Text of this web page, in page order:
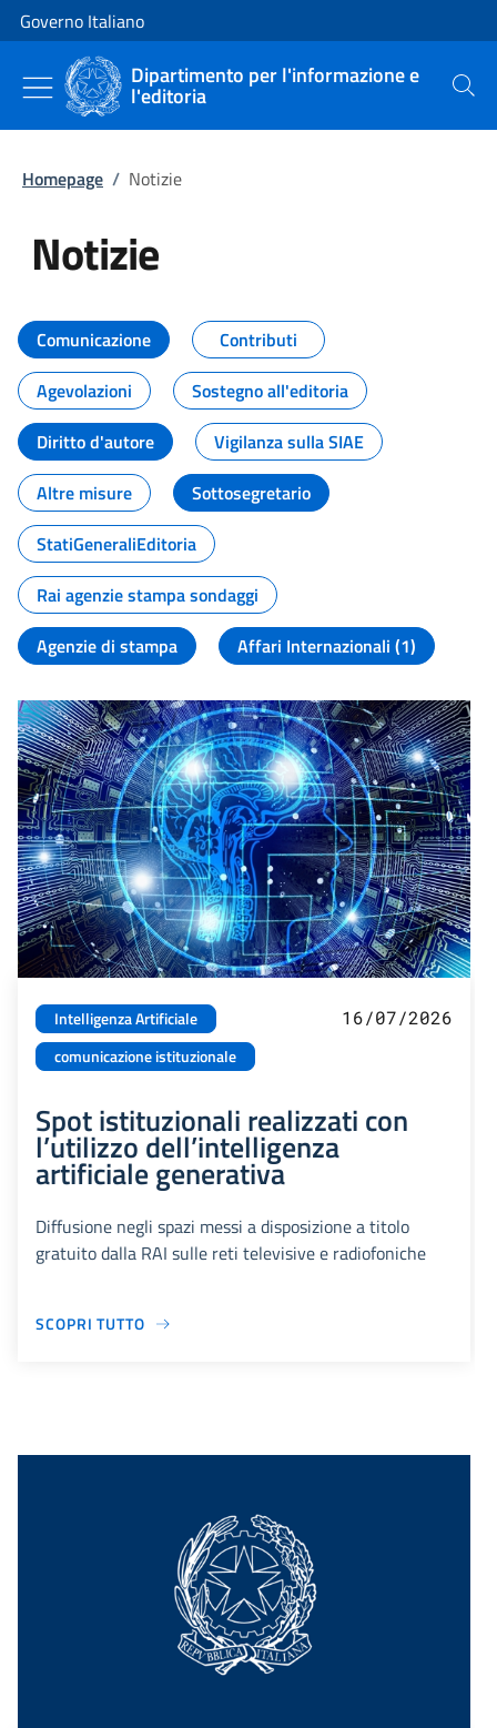
Vai al contenuto
Vai alla navigazione del sito
Governo Italiano
Dipartimento per l'informazione e
l'editoria Cerca
Homepage / Notizie
Notizie
Tutti i contenuti della pagina
Comunicazione
Contributi
Agevolazioni
Sostegno all'editoria
Diritto d'autore
Vigilanza sulla SIAE
Altre misure
Sottosegretario
StatiGeneraliEditoria
Rai agenzie stampa sondaggi
Agenzie di stampa
Affari Internazionali (1)
Intelligenza Artificiale
comunicazione istituzionale
16/07/2026
Spot istituzionali realizzati con
l’utilizzo dell’intelligenza
artificiale generativa
Diffusione negli spazi messi a disposizione a titolo
gratuito dalla RAI sulle reti televisive e radiofoniche
SCOPRI TUTTO